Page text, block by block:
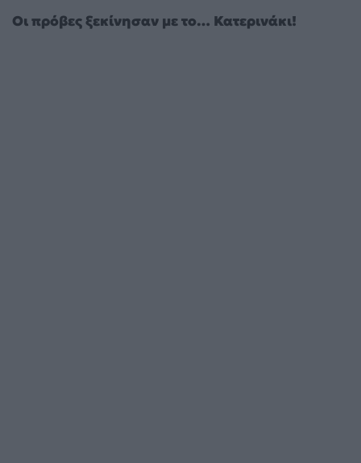
Οι πρόβες ξεκίνησαν με το… Κατερινάκι!